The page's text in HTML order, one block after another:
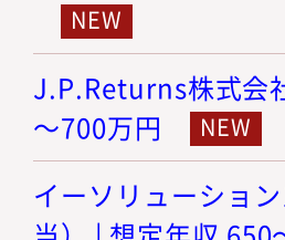
J.P.Returns株式会
～700万円
イーソリューショ